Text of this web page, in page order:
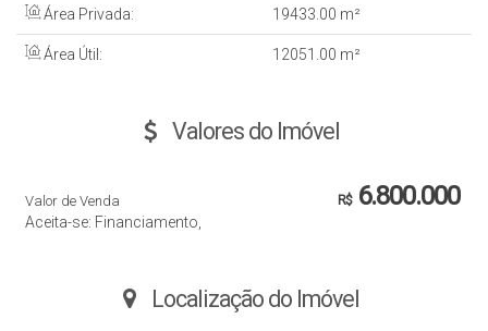
Área Privada: 19433.00 m²
Área Útil: 12051 .00 m²
Valores do Imóvel
R$6.800.000
Valor de Venda
Aceita-se: Financiamento,
Localização do Imóvel